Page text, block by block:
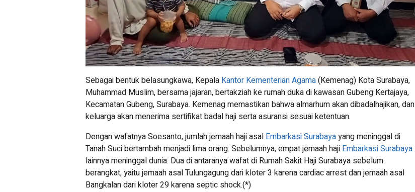
Sebagai bentuk belasungkawa, Kepala Kantor Kementerian Agama(Kemenag) Kota Surabaya,
Muhammad Muslim, bersama jajaran, bertakziah ke rumah duka di kawasan Gubeng Kertajaya,
Kecamatan Gubeng, Surabaya. Kemenag memastikan bahwa almarhum akan dibadalhajikan, dan
keluarga akan menerima sertifikat badal haji serta asuransi sesuai ketentuan.
Dengan wafatnya Soesanto, jumlah jemaah haji asal Embarkasi Surabayayang meninggal di
Tanah Suci bertambah menjadi lima orang. Sebelumnya, empat jemaah haji Embarkasi Surabaya
lainnya meninggal dunia. Dua di antaranya wafat di Rumah Sakit Haji Surabaya sebelum
berangkat, yaitu jemaah asal Tulungagung dari kloter 3 karena cardiac arrest dan jemaah asal
Bangkalan dari kloter 29 karena septic shock.(*)